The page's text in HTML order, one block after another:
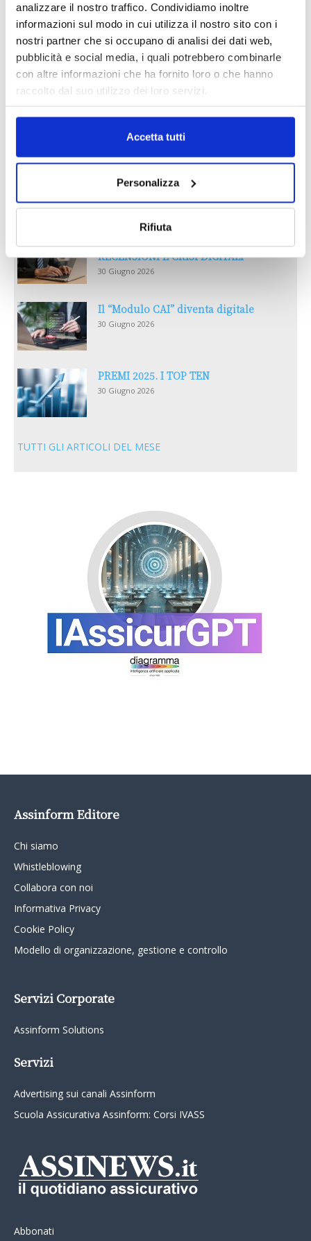
analizzare il nostro traffico. Condividiamo inoltre
informazioni sul modo in cui utilizza il nostro sito con i
nostri partner che si occupano di analisi dei dati web,
pubblicità e social media, i quali potrebbero combinarle
con altre informazioni che ha fornito loro o che hanno
raccolto dal suo utilizzo dei loro servizi.
Accetta tutti
Personalizza
Rifiuta
Reclami e sanzioni 2025
LA GESTIONE DELLA REPUTAZIONE.
RECENSIONI E CRISI DIGITALI
30 Giugno 2026
Il “Modulo CAI” diventa digitale
30 Giugno 2026
PREMI 2025. I TOP TEN
30 Giugno 2026
TUTTI GLI ARTICOLI DEL MESE
Assinform Editore
Chi siamo
Whistleblowing
Collabora con noi
Informativa Privacy
Cookie Policy
Modello di organizzazione, gestione e controllo
Servizi Corporate
Assinform Solutions
Servizi
Advertising sui canali Assinform
Scuola Assicurativa Assinform: Corsi IVASS
Abbonati